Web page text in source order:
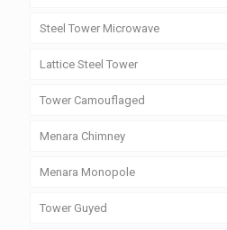
Steel Tower Microwave
Lattice Steel Tower
Tower Camouflaged
Menara Chimney
Menara Monopole
Tower Guyed